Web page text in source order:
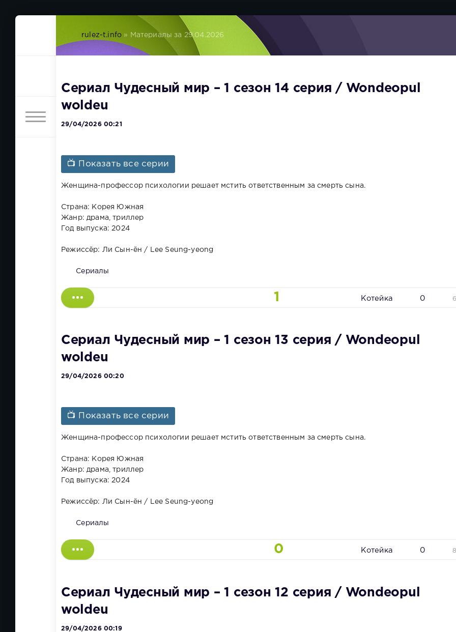
rulez-t.info » Материалы за 29.04.2026
Сериал Чудесный мир – 1 сезон 14 серия / Wondeopul
woldeu
29/04/2026 00:21
📺 Показать все серии
Женщина-профессор психологии решает мстить ответственным за смерть сына.
Страна: Корея Южная
Жанр: драма, триллер
Год выпуска: 2024
Режиссёр: Ли Сын-ён / Lee Seung-yeong
Сериалы
1 Котейка 0
Сериал Чудесный мир – 1 сезон 13 серия / Wondeopul
woldeu
29/04/2026 00:20
📺 Показать все серии
Женщина-профессор психологии решает мстить ответственным за смерть сына.
Страна: Корея Южная
Жанр: драма, триллер
Год выпуска: 2024
Режиссёр: Ли Сын-ён / Lee Seung-yeong
Сериалы
0 Котейка 0
Сериал Чудесный мир – 1 сезон 12 серия / Wondeopul
woldeu
29/04/2026 00:19